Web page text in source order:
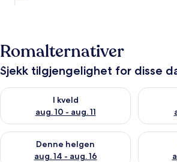
Romalternativer
Sjekk tilgjengelighet for disse
I kveld
aug. 10 - aug. 11
Sjekk tilgjengelighet for i kveld, aug. 10 -
Sjekk
Denne helgen
aug. 14 - aug. 16
Sjekk tilgjengelighet for denne helgen,
Sjekk